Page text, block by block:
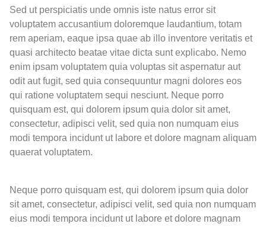
Sed ut perspiciatis unde omnis iste natus error sit
voluptatem accusantium doloremque laudantium, totam
rem aperiam, eaque ipsa quae ab illo inventore veritatis et
quasi architecto beatae vitae dicta sunt explicabo. Nemo
enim ipsam voluptatem quia voluptas sit aspernatur aut
odit aut fugit, sed quia consequuntur magni dolores eos
qui ratione voluptatem sequi nesciunt. Neque porro
quisquam est, qui dolorem ipsum quia dolor sit amet,
consectetur, adipisci velit, sed quia non numquam eius
modi tempora incidunt ut labore et dolore magnam aliquam
quaerat voluptatem.
Neque porro quisquam est, qui dolorem ipsum quia dolor
sit amet, consectetur, adipisci velit, sed quia non numquam
eius modi tempora incidunt ut labore et dolore magnam